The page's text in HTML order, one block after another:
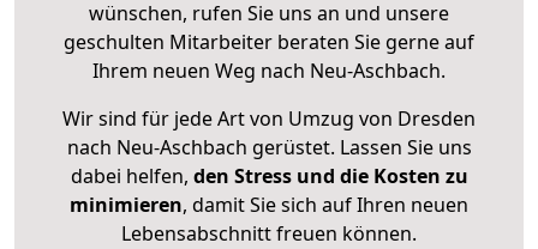
wünschen, rufen Sie uns an und unsere
geschulten Mitarbeiter beraten Sie gerne auf
Ihrem neuen Weg nach Neu-Aschbach.
Wir sind für jede Art von Umzug von Dresden
nach Neu-Aschbach gerüstet. Lassen Sie uns
dabei helfen, den Stress und die Kosten zu
minimieren, damit Sie sich auf Ihren neuen
Lebensabschnitt freuen können.